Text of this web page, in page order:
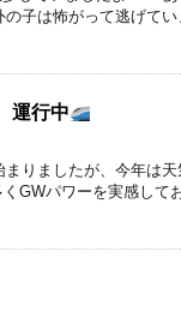
子は怖がって逃げてい
運行中
りましたが、今年は天
GWパワーを実感して